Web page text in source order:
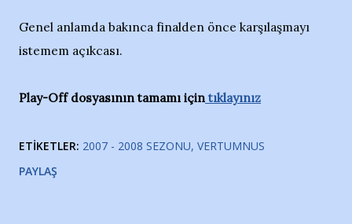
Genel anlamda bakınca finalden önce karşılaşmayı
istemem açıkcası.
Play-Off dosyasının tamamı için tıklayınız
ETIKETLER: 2007 - 2008 SEZONU VERTUMNUS
PAYLAŞ